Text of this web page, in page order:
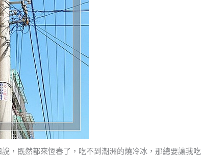
，既然都來恆春了，吃不到潮洲的燒冷冰，那總要讓我